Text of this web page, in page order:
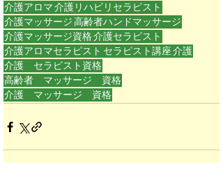
介護アロマ介護リハビリセラピスト
介護マッサージ高齢者ハンドマッサージ
介護マッサージ資格介護セラピスト
介護アロマセラピスト セラピスト講座介護
介護 セラピスト資格
高齢者 マッサージ 資格
介護 マッサージ 資格